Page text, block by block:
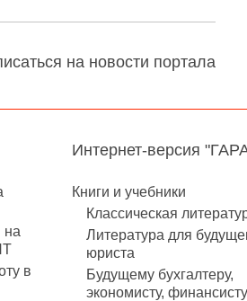
на новости портала
на
в
Интернет-версия
Книги и учебники
Классическая
Литература для
юриста
Будущему бухгалтеру,
экономисту, финансисту